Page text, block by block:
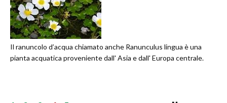
Il ranuncolo d’acqua chiamato anche Ranunculus lingua è una
pianta acquatica proveniente dall' Asia e dall' Europa centrale.